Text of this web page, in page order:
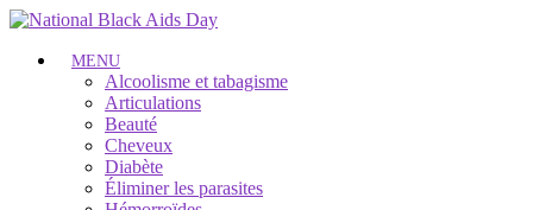
MENU
Alcoolisme et tabagisme
Articulations
Beauté
Cheveux
Diabète
Éliminer les parasites